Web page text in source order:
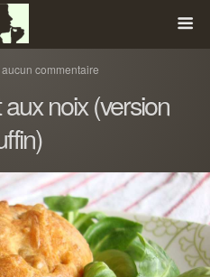
commentaire
noix (version